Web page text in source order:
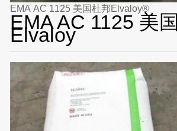
EMA AC 1125 美国杜邦Elvaloy®
EMA AC 1125 美
Elvaloy